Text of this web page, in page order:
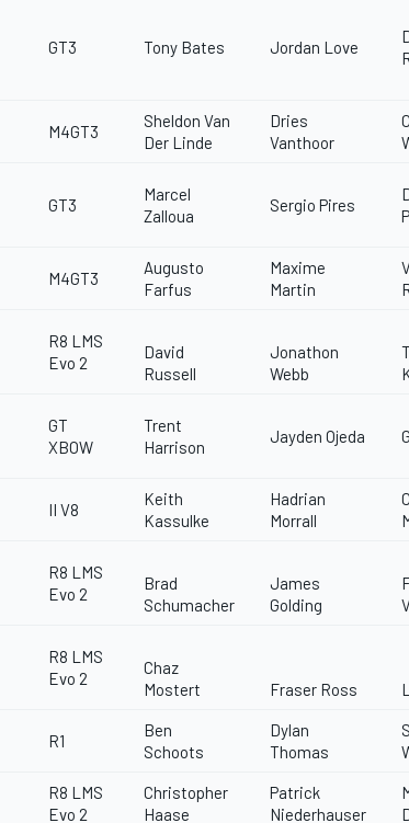
GT3 Tony Bates Jordan Love
M4GT3
Sheldon Van
Der Linde
Dries
Vanthoor
GT3
Marcel
Zalloua
Sergio Pires
M4GT3
Augusto
Farfus
Maxime
Martin
R8 LMS
Evo 2
David
Russell
Jonathon
Webb
GT
XBOW
Trent
Harrison
Jayden Ojeda
II V8
Keith
Kassulke
Hadrian
Morrall
R8 LMS
Evo 2
Brad
Schumacher
James
Golding
R8 LMS
Evo 2
Chaz
Mostert
Fraser Ross
R1
Ben
Schoots
Dylan
Thomas
R8 LMS
Evo 2
Christopher
Haase
Patrick
Niederhauser